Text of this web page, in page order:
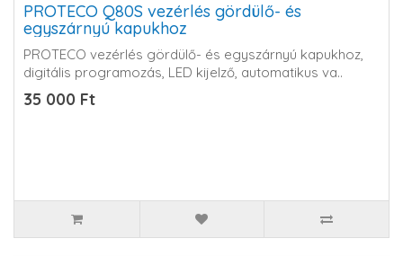
PROTECO Q80S vezérlés gördülő- és
egyszárnyú kapukhoz
PROTECO vezérlés gördülő- és egyszárnyú kapukhoz,
digitális programozás, LED kijelző, automatikus va..
35 000 Ft